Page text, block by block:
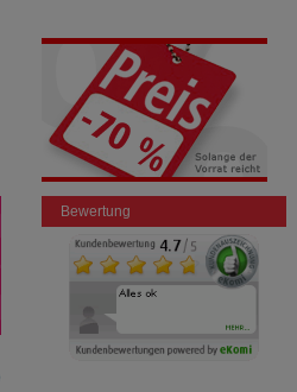
Bewertung